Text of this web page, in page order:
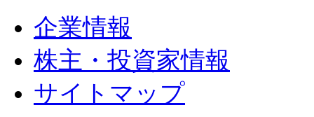
企業情報
株主・投資家情報
サイトマップ